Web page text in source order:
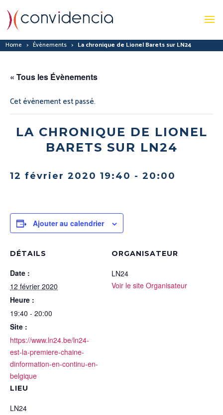
Home >Évènements > La chronique de Lionel Barets sur LN24
« Tous les Évènements
Cet évènement est passé.
LA CHRONIQUE DE LIONEL
BARETS SUR LN24
12 février 2020 19:40 - 20:00
DÉTAILS
Date :
12 février 2020
Heure :
19:40 - 20:00
Site :
https://www.ln24.be/ln24-
est-la-premiere-chaine-
dinformation-en-continu-en-
belgique
LIEU
LN24
ORGANISATEUR
LN24
Voir le site Organisateur
Ajouter au calendrier